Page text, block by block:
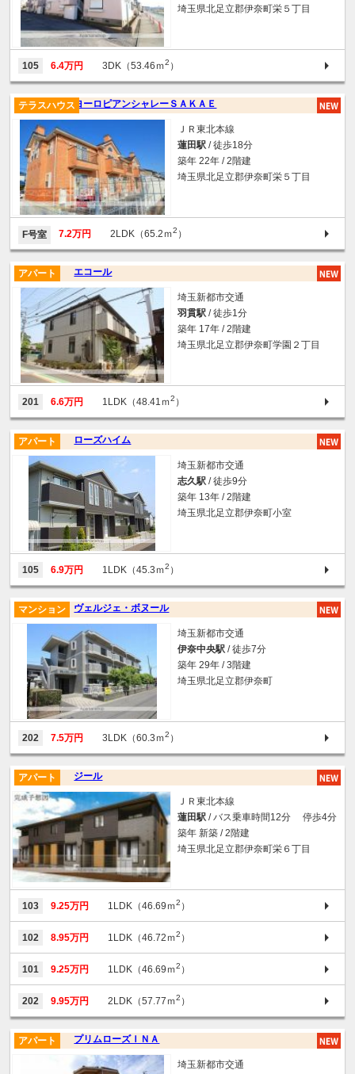
埼玉県北足立郡伊奈町栄５丁目
105 6.4万円 3DK（53.46ｍ2 ）
ヨーロピアンシャレーＳＡＫＡＥ
テラスハウス
ＪＲ東北本線
蓮田駅 / 徒歩18分
築年 22年 / 2階建
埼玉県北足立郡伊奈町栄５丁目
F号室 7.2万円 2LDK（65.2ｍ2 ）
エコール
アパート
埼玉新都市交通
羽貫駅 / 徒歩1分
築年 17年 / 2階建
埼玉県北足立郡伊奈町学園２丁目
201 6.6万円 1LDK（48.41ｍ2 ）
ローズハイム
アパート
埼玉新都市交通
志久駅 / 徒歩9分
築年 13年 / 2階建
埼玉県北足立郡伊奈町小室
105 6.9万円 1LDK（45.3ｍ2 ）
ヴェルジェ・ボヌール
マンション
埼玉新都市交通
伊奈中央駅 / 徒歩7分
築年 29年 / 3階建
埼玉県北足立郡伊奈町
202 7.5万円 3LDK（60.3ｍ2 ）
ジール
アパート
ＪＲ東北本線
蓮田駅 / バス乗車時間12分 停歩4分
築年 新築 / 2階建
埼玉県北足立郡伊奈町栄６丁目
103 9.25万円 1LDK（46.69ｍ2 ）
102 8.95万円 1LDK（46.72ｍ2 ）
101 9.25万円 1LDK（46.69ｍ2 ）
202 9.95万円 2LDK（57.77ｍ2 ）
プリムローズＩＮＡ
アパート
埼玉新都市交通